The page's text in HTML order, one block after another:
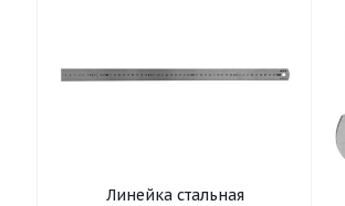
Линейка стальная